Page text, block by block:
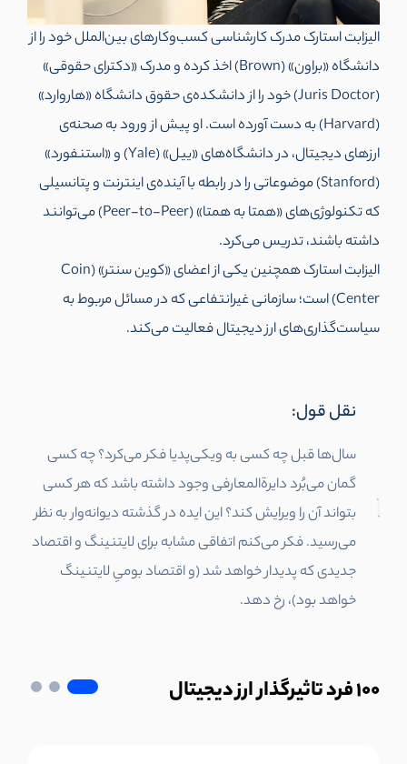
الیزابت استارک مدرک کارشناسی کسب‌وکارهای بین‌الملل خود را از
دانشگاه «براون» (Brown)‌ اخذ کرده و مدرک «دکترای حقوقی»
(Juris Doctor) خود را از دانشکده‌ی حقوق دانشگاه «هاروارد»
(Harvard) به دست آورده است. او پیش از ورود به صحنه‌ی
ارزهای دیجیتال، در دانشگاه‌های «ییل» (Yale) و «استنفورد»
(Stanford) موضوعاتی را در رابطه با آینده‌ی اینترنت و پتانسیلی
که تکنولوژی‌های «همتا به همتا» (Peer-to-Peer) می‌توانند
داشته باشند، تدریس می‌کرد.
الیزابت استارک همچنین یکی از اعضای «کوین سنتر» (Coin
Center) است؛ سازمانی غیرانتفاعی که در مسائل مربوط به
سیاست‌گذاری‌های ارز دیجیتال فعالیت می‌کند.
نقل قول:
سال‌ها قبل چه کسی به ویکی‌پدیا فکر می‌کرد؟ چه کسی
گمان می‌بُرد دایرةالمعارفی وجود داشته باشد که هر کسی
بتواند آن را ویرایش کند؟ این ایده در گذشته دیوانه‌وار به نظر
می‌رسید. فکر می‌کنم اتفاقی مشابه برای لایتنینگ و اقتصاد
جدیدی که پدیدار خواهد شد (و اقتصاد بومیِ لایتنینگ
خواهد بود)، رخ دهد.
100فرد تاثیرگذار ارز دیجیتال